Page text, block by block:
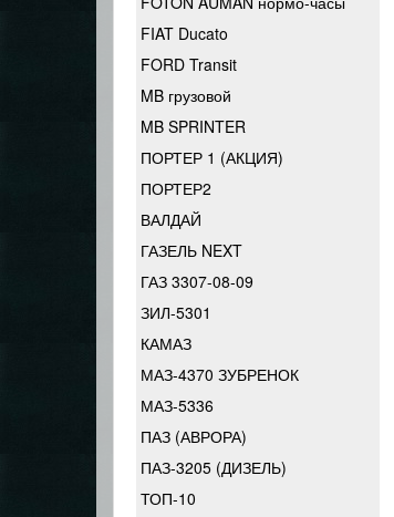
FIAT Ducato
FORD Transit
MB грузовой
MB SPRINTER
ПОРТЕР 1 (АКЦИЯ)
ПОРТЕР2
ВАЛДАЙ
ГАЗЕЛЬ NEXT
ГАЗ 3307-08-09
ЗИЛ-5301
КАМАЗ
МАЗ-4370 ЗУБРЕНОК
МАЗ-5336
ПАЗ (АВРОРА)
ПАЗ-3205 (ДИЗЕЛЬ)
ТОП-10